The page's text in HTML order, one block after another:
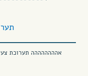
אהההההההה תערוכת